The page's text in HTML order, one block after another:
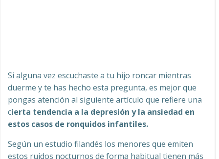
Si alguna vez escuchaste a tu hijo roncar mientras
duerme y te has hecho esta pregunta, es mejor que
pongas atención al siguiente artículo que refiere una
cierta tendencia a la depresión y la ansiedad en
estos casos de ronquidos infantiles.
Según un estudio filandés los menores que emiten
estos ruidos nocturnos de forma habitual tienen más